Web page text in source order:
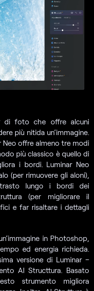
di foto che offre alcuni
più nitida un’immagine.
offre almeno tre modi
più classico è quello di
i bordi. Luminar Neo
(per rimuovere gli aloni),
lungo i bordi dei
(per migliorare il
e far risaltare i dettagli
in Photoshop,
ed energia richieda.
versione di Luminar –
AI Structtura. Basato
strumento migliora